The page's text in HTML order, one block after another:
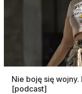
Nie boję się
[podcast]